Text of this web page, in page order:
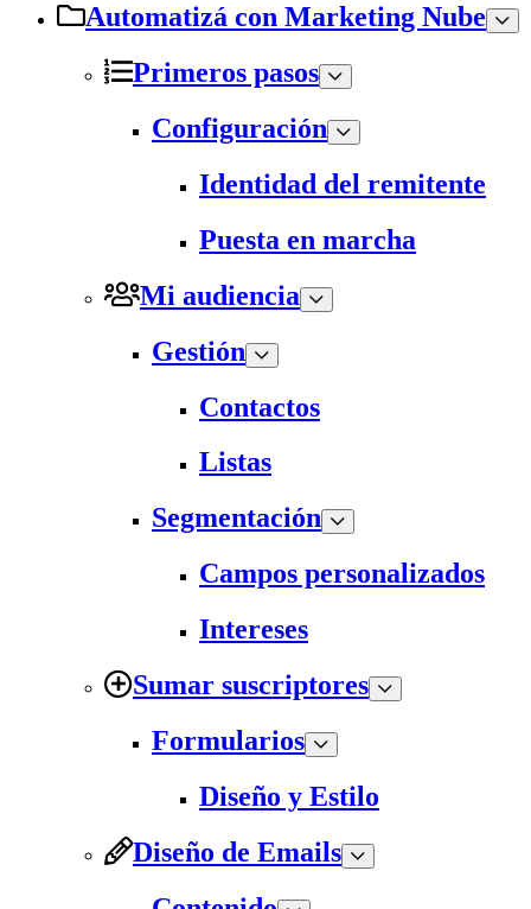
Automatizá con Marketing Nube
Primeros pasos
Configuración
Identidad del remitente
Puesta en marcha
Mi audiencia
Gestión
Contactos
Listas
Segmentación
Campos personalizados
Intereses
Sumar suscriptores
Formularios
Diseño y Estilo
Diseño de Emails